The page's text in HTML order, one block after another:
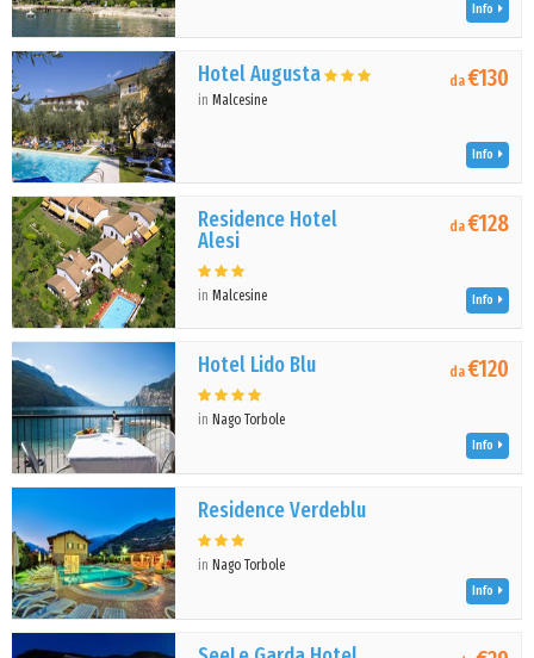
Info
Hotel Augusta
in Malcesine
da€130
Info
Residence Hotel
Alesi
in Malcesine
da€128
Info
Hotel Lido Blu
in Nago Torbole
da€120
Info
Residence Verdeblu
in Nago Torbole
Info